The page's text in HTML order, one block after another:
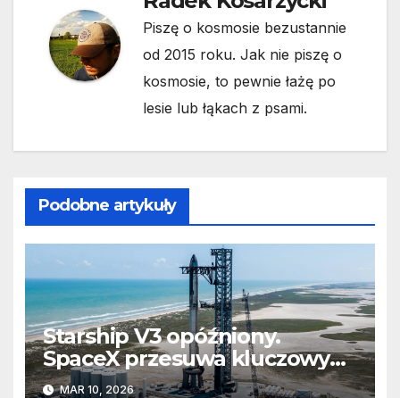
Piszę o kosmosie bezustannie
od 2015 roku. Jak nie piszę o
kosmosie, to pewnie łażę po
lesie lub łąkach z psami.
Podobne artykuły
Starship V3 opóźniony.
SpaceX przesuwa kluczowy
lotMAR 10, 2026